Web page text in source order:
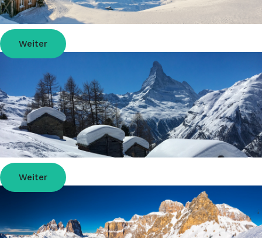
Skiurlaub in Österreich
Weiter
Skiurlaub in der Schweiz
Weiter